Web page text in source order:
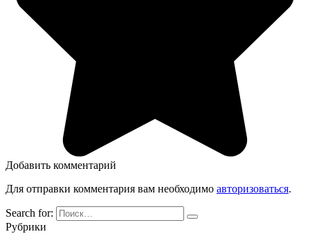
Добавить комментарий
Для отправки комментария вам необходимо авторизоваться.
Search for:
Рубрики